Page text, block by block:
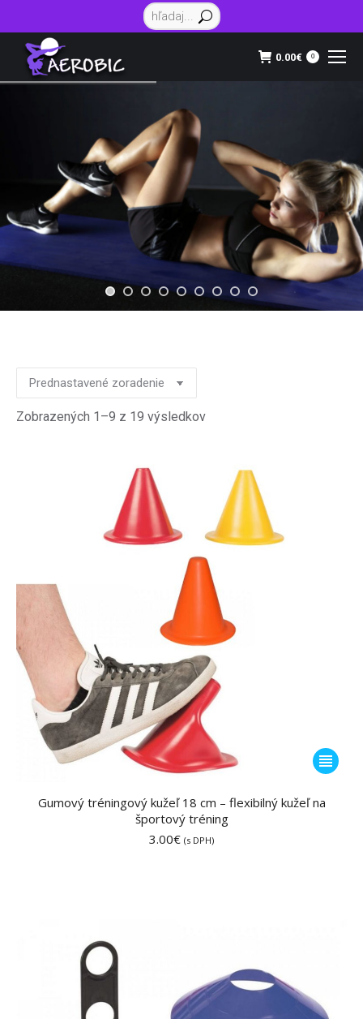
Vyhľadávanie:
0.00€ 0
Zobrazených 1–9 z 19 výsledkov
Tento
produkt
má
Gumový tréningový kužeľ 18 cm – flexibilný kužeľ na
športový tréning
3.00€ (s DPH)